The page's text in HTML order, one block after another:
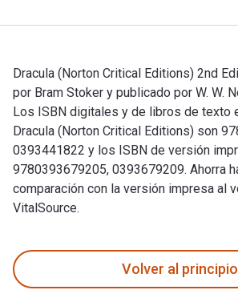
Dracula (Norton Critical Editions) 2nd
por Bram Stoker y publicado por W. W.
Los ISBN digitales y de libros de texto
Dracula (Norton Critical Editions) son
0393441822 y los ISBN de versión
9780393679205, 0393679209. Ahorra
comparación con la versión impresa al
VitalSource.
Volver al principio